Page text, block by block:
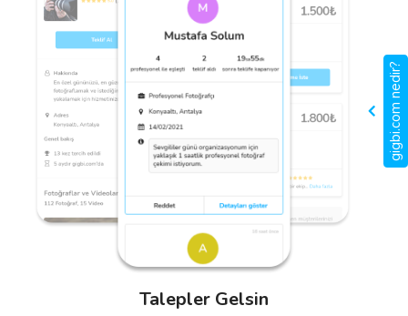
Fotoğrafların, videoların ve
aldığın referans yorumları
içeren etkili bir profil oluştur.Talepler Gelsin
Teklifini ver, anlaşmayı yap ve
aldığın değerlendirmelerle
düzenli gelir elde et.
gigbi.com nedir?